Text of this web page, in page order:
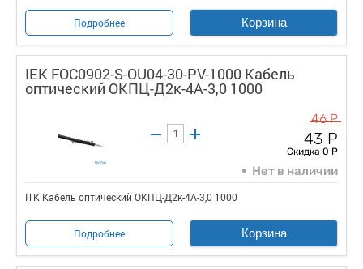
Подробнее Корзина
IEK FOC0902-S-OU04-30-PV-1000 Кабель
оптический ОКПЦ-Д2к-4А-3,0 1000
46 Р
43 Р
Скидка 0 Р
Нет в наличии
ITK Кабель оптический ОКПЦ-Д2к-4А-3,0 1000
Подробнее Корзина